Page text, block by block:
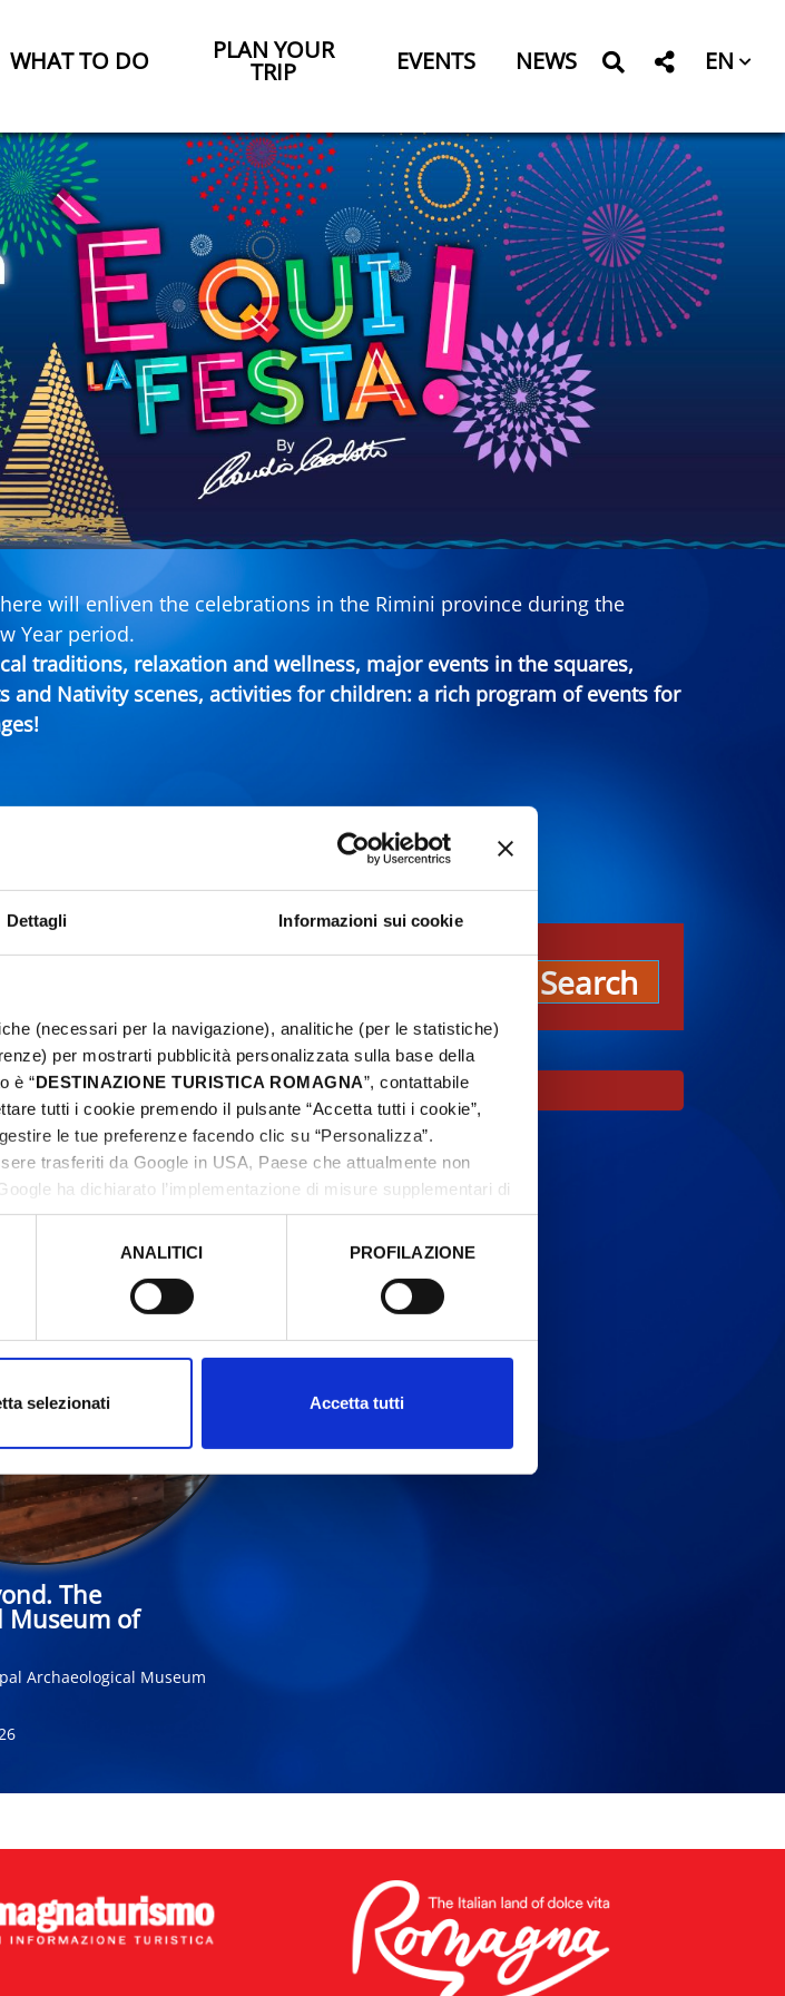
Dettagli Informazioni sui cookie
(necessari per la navigazione), analitiche (per le statistiche)
per mostrarti pubblicità personalizzata sulla base della
è “DESTINAZIONE TURISTICA ROMAGNA”, contattabile
tutti i cookie premendo il pulsante “Accetta tutti i cookie”,
le tue preferenze facendo clic su “Personalizza”.
trasferiti da Google in USA, Paese che attualmente non
ha dichiarato l’implementazione di misure supplementari di
sufficienti.
ANALITICI PROFILAZIONE
selezionati Accetta tutti
WHAT TO DO PLAN YOUR
TRIP EVENTS NEWS EN
will enliven the celebrations in the Rimini province during the
Year period.
traditions, relaxation and wellness, major events in the squares,
and Nativity scenes, activities for children: a rich program of events for
Search
going to the venue.
The
Museum of
Archaeological Museum